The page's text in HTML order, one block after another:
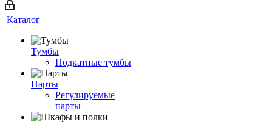
Каталог
Тумбы
Подкатные тумбы
Парты
Регулируемые
парты